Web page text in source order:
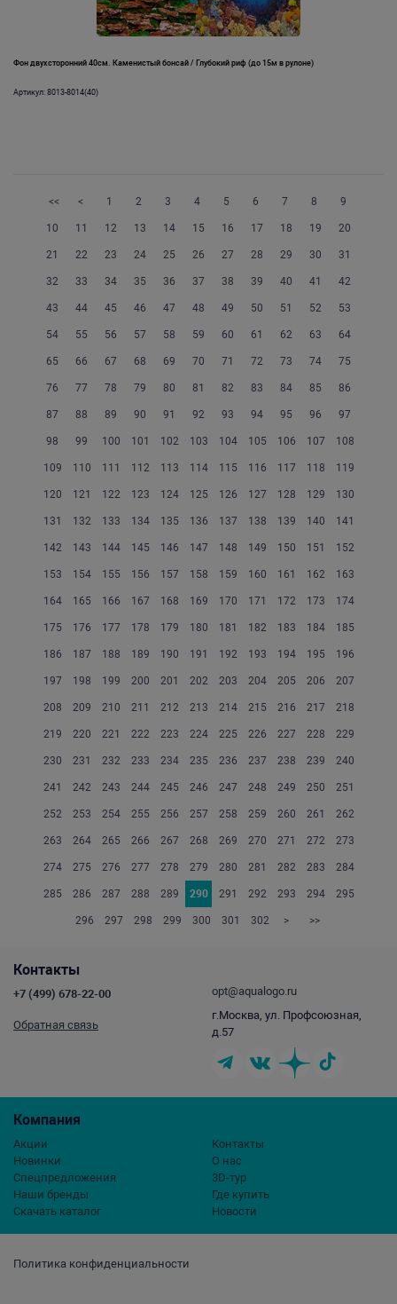
Фон двухсторонний 40см. Каменистый бонсай / Глубокий риф (до 15м в рулоне)
Артикул: 8013-8014(40)
<< < 1 2 3 4 5 6 7 8 9
10 11 12 13 14 15 16 17 18 19 20
21 22 23 24 25 26 27 28 29 30 31
32 33 34 35 36 37 38 39 40 41 42
43 44 45 46 47 48 49 50 51 52 53
54 55 56 57 58 59 60 61 62 63 64
65 66 67 68 69 70 71 72 73 74 75
76 77 78 79 80 81 82 83 84 85 86
87 88 89 90 91 92 93 94 95 96 97
98 99 100 101 102 103 104 105 106 107 108
109 110 111 112 113 114 115 116 117 118 119
120 121 122 123 124 125 126 127 128 129 130
131 132 133 134 135 136 137 138 139 140 141
142 143 144 145 146 147 148 149 150 151 152
153 154 155 156 157 158 159 160 161 162 163
164 165 166 167 168 169 170 171 172 173 174
175 176 177 178 179 180 181 182 183 184 185
186 187 188 189 190 191 192 193 194 195 196
197 198 199 200 201 202 203 204 205 206 207
208 209 210 211 212 213 214 215 216 217 218
219 220 221 222 223 224 225 226 227 228 229
230 231 232 233 234 235 236 237 238 239 240
241 242 243 244 245 246 247 248 249 250 251
252 253 254 255 256 257 258 259 260 261 262
263 264 265 266 267 268 269 270 271 272 273
274 275 276 277 278 279 280 281 282 283 284
285 286 287 288 289 290 291 292 293 294 295
296 297 298 299 300 301 302 > >>
Политика конфиденциальности
Компания
Акции
Новинки
Спецпредложения
Наши бренды
Скачать каталог
Контакты
О нас
3D-тур
Где купить
Новости
Контакты
+7 (499) 678-22-00
Обратная связь
opt@aqualogo.ru
г.Москва, ул. Профсоюзная,
д.57